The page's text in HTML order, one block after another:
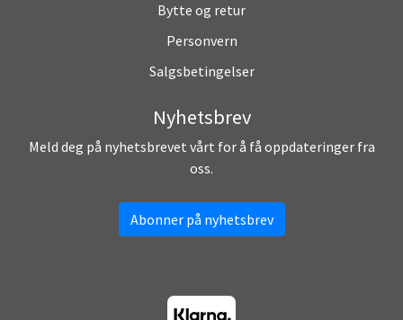
Bytte og retur
Personvern
Salgsbetingelser
Nyhetsbrev
Meld deg på nyhetsbrevet vårt for å få oppdateringer fra
oss.
Abonner på nyhetsbrev